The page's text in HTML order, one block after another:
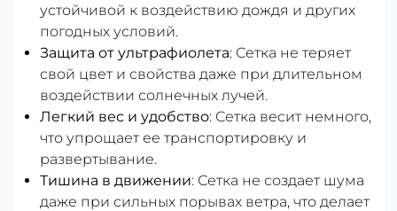
устойчивой к воздействию дождя и других
погодных условий.
Защита от ультрафиолета: Сетка не теряет
свой цвет и свойства даже при длительном
воздействии солнечных лучей.
Легкий вес и удобство: Сетка весит немного,
что упрощает ее транспортировку и
развертывание.
Тишина в движении: Сетка не создает шума
даже при сильных порывах ветра, что делает